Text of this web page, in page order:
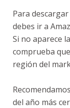
Para
debes ir a
Si no aparece
comprueba
región del
del año más